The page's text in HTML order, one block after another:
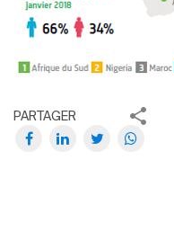
PARTAGER